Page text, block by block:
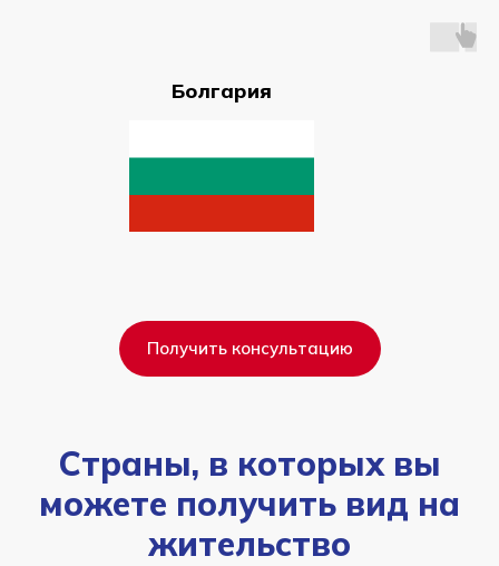
Болгария
Получить консультацию
Страны, в которых вы
можете получить вид на
жительство